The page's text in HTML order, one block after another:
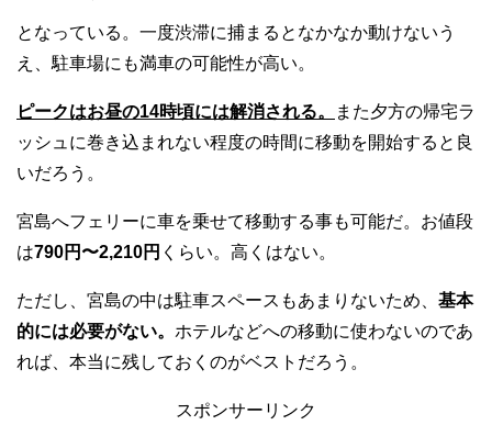
となっている。一度渋滞に捕まるとなかなか動けないう
え、駐車場にも満車の可能性が高い。
ピークはお昼の14時頃には解消される。
また夕方の帰宅ラ
ッシュに巻き込まれない程度の時間に移動を開始すると良
いだろう。
宮島へフェリーに車を乗せて移動する事も可能だ。お値段
は790円〜2,210円 くらい。高くはない。
ただし、宮島の中は駐車スペースもあまりないため、 基本
的には必要がない。 ホテルなどへの移動に使わないのであ
れば、本当に残しておくのがベストだろう。
スポンサーリンク